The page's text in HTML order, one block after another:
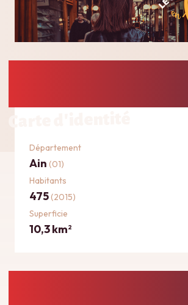
Département
Ain (01)
Habitants
475(2015)
Superficie
10,3 km2